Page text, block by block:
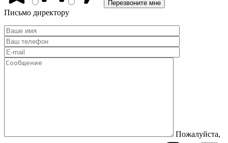
Письмо директору
Пожалуйста,